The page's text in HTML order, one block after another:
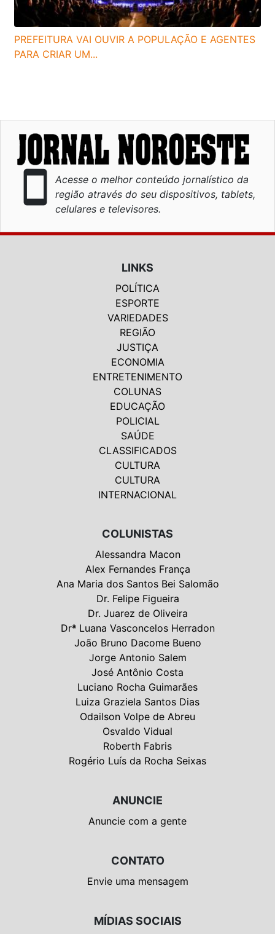
PREFEITURA VAI OUVIR A POPULAÇÃO E AGENTES
PARA CRIAR UM...
smartphone
Acesse o melhor conteúdo jornalístico da
região através do seu dispositivos, tablets,
celulares e televisores.
LINKS
POLÍTICA
ESPORTE
VARIEDADES
REGIÃO
JUSTIÇA
ECONOMIA
ENTRETENIMENTO
COLUNAS
EDUCAÇÃO
POLICIAL
SAÚDE
CLASSIFICADOS
CULTURA
CULTURA
INTERNACIONAL
COLUNISTAS
Alessandra Macon
Alex Fernandes França
Ana Maria dos Santos Bei Salomão
Dr. Felipe Figueira
Dr. Juarez de Oliveira
Drª Luana Vasconcelos Herradon
João Bruno Dacome Bueno
Jorge Antonio Salem
José Antônio Costa
Luciano Rocha Guimarães
Luiza Graziela Santos Dias
Odailson Volpe de Abreu
Osvaldo Vidual
Roberth Fabris
Rogério Luís da Rocha Seixas
ANUNCIE
Anuncie com a gente
CONTATO
Envie uma mensagem
MÍDIAS SOCIAIS